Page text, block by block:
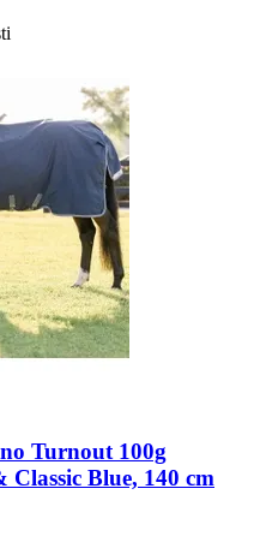
Turnout 100g
Blue, 140 cm